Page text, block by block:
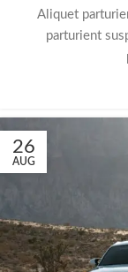
Aliquet
parturient
26
AUG